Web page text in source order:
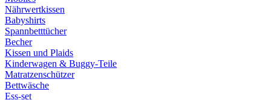
Nährwertkissen
Babyshirts
Spannbetttücher
Becher
Kissen und Plaids
Kinderwagen & Buggy-Teile
Matratzenschützer
Bettwäsche
Ess-set